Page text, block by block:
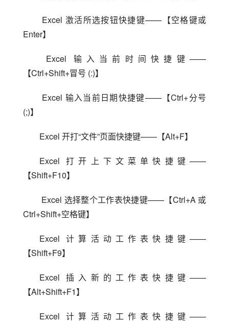
Enter】
【Ctrl+Shift+冒号 (:)】
(;)】
Excel 开打“文件”页面快捷键——【Alt+F】
Excel 打开上下文菜单快捷键——
【Shift+F10】
Ctrl+Shift+空格键】
Excel 计算活动工作表快捷键——
【Shift+F9】
Excel 插入新的工作表快捷键——
【Alt+Shift+F1】
Excel 计算活动工作表快捷键——